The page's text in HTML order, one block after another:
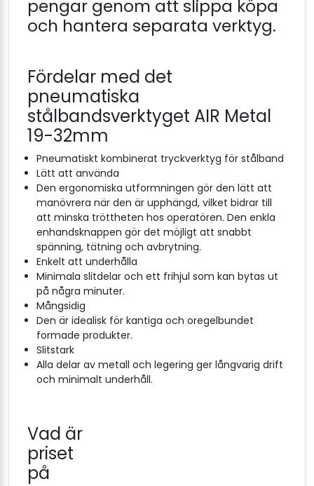
pengar genom att slippa köpa
och hantera separata verktyg.
Fördelar med det
pneumatiska
stålbandsverktyget AIR Metal
19-32mm
Pneumatiskt kombinerat tryckverktyg för stålband
Lätt att använda
Den ergonomiska utformningen gör den lätt att
manövrera när den är upphängd, vilket bidrar till
att minska tröttheten hos operatören. Den enkla
enhandsknappen gör det möjligt att snabbt
spänning, tätning och avbrytning.
Enkelt att underhålla
Minimala slitdelar och ett frihjul som kan bytas ut
på några minuter.
Mångsidig
Den är idealisk för kantiga och oregelbundet
formade produkter.
Slitstark
Alla delar av metall och legering ger långvarig drift
och minimalt underhåll.
Vad är
priset
på